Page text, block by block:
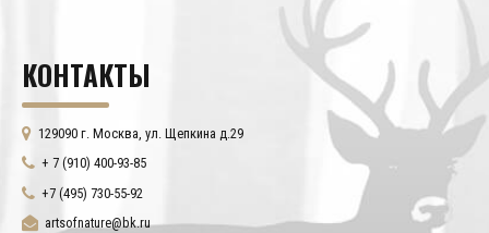
КОНТАКТЫ
129090 г. Москва, ул. Щепкина д.29
+ 7 (910) 400-93-85
+7 (495) 730-55-92
artsofnature@bk.ru